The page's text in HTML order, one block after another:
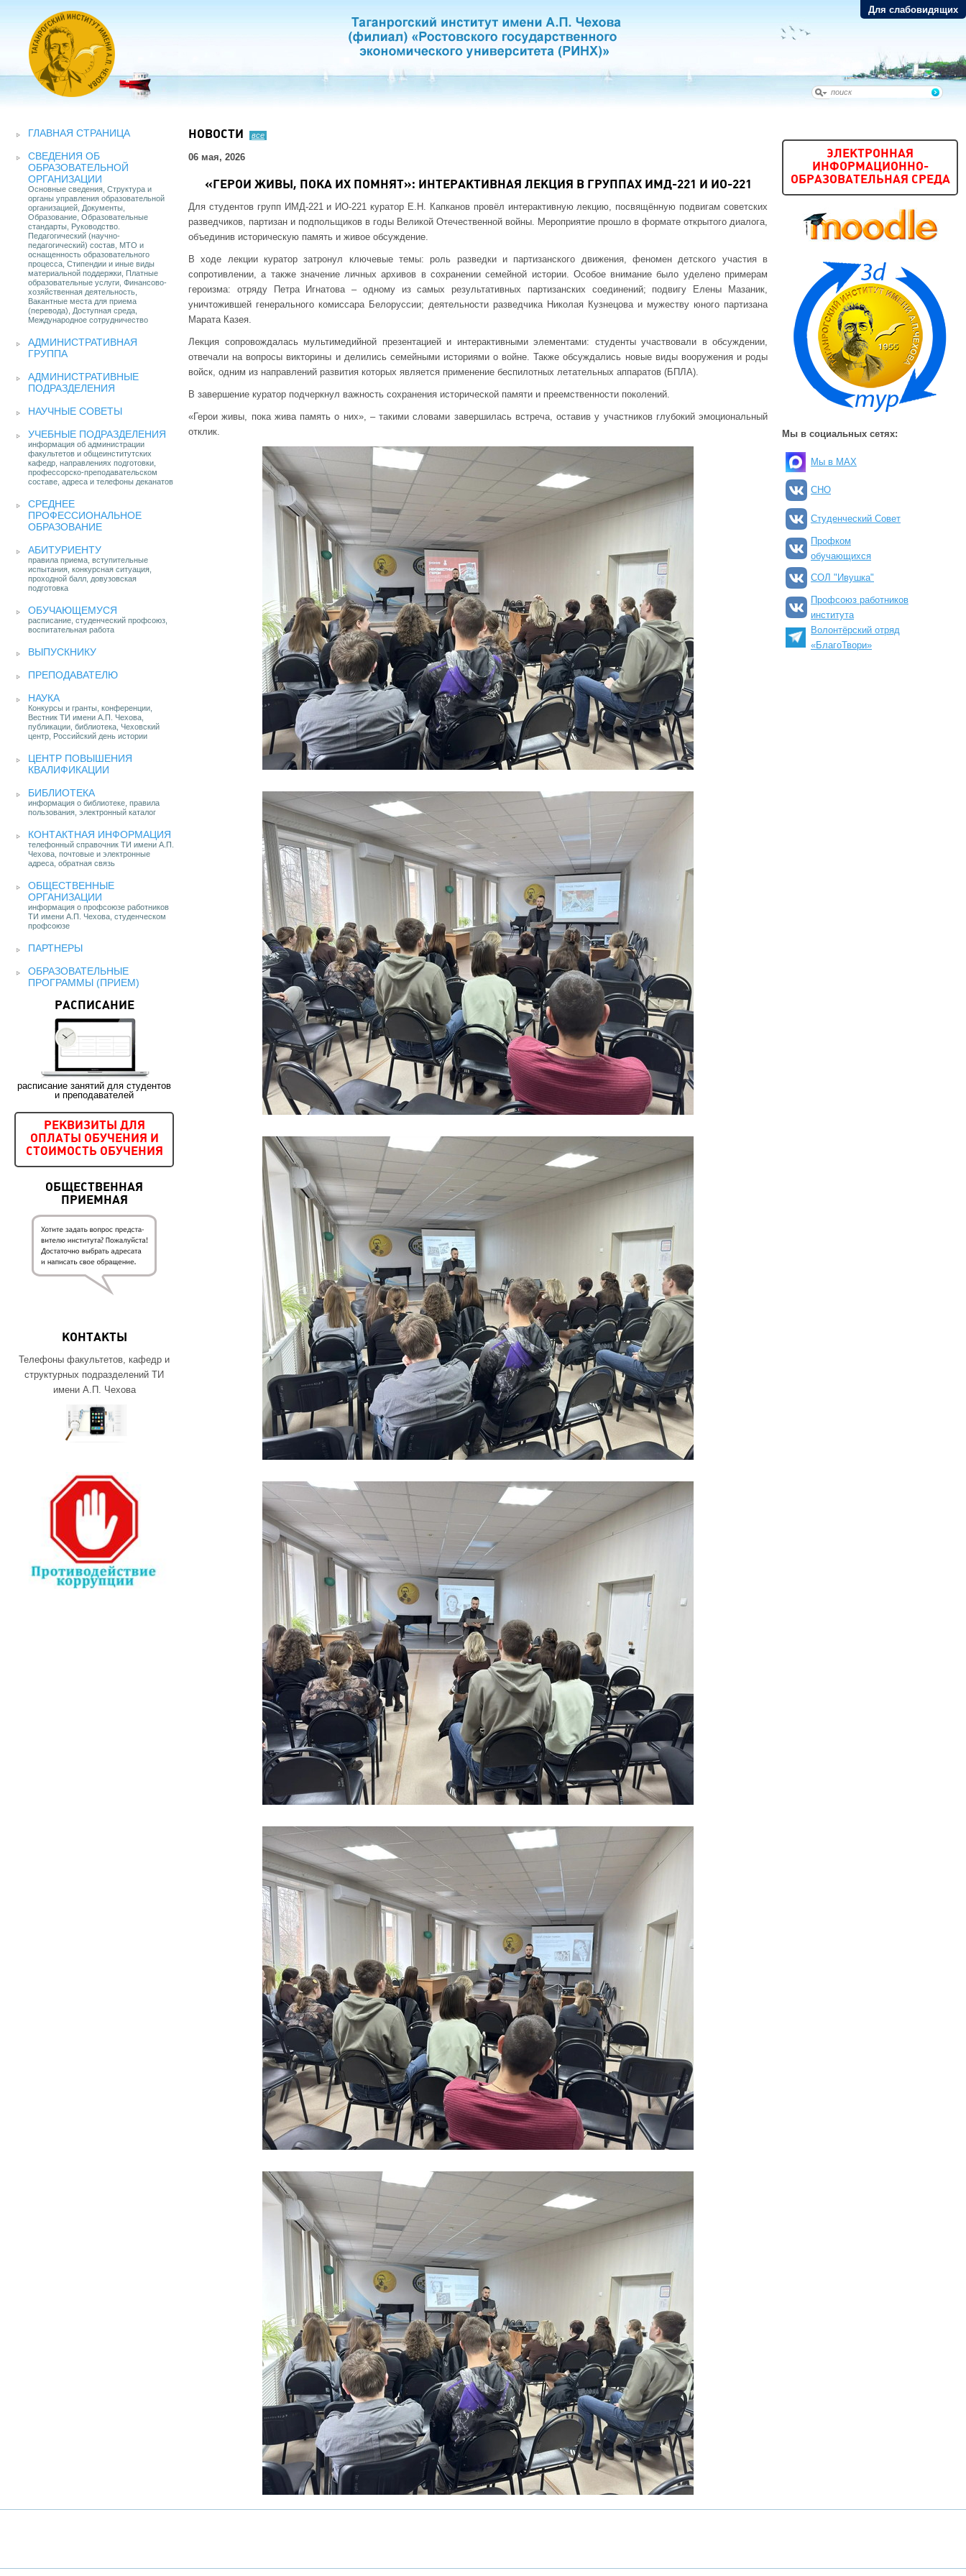
Для слабовидящих
ГЛАВНАЯ СТРАНИЦА
СВЕДЕНИЯ ОБ
ОБРАЗОВАТЕЛЬНОЙ
ОРГАНИЗАЦИИ
Основные сведения, Структура и
органы управления образовательной
организацией, Документы,
Образование, Образовательные
стандарты, Руководство.
Педагогический (научно-
педагогический) состав, МТО и
оснащенность образовательного
процесса, Стипендии и иные виды
материальной поддержки, Платные
образовательные услуги, Финансово-
хозяйственная деятельность,
Вакантные места для приема
(перевода), Доступная среда,
Международное сотрудничество
АДМИНИСТРАТИВНАЯ
ГРУППА
АДМИНИСТРАТИВНЫЕ
ПОДРАЗДЕЛЕНИЯ
НАУЧНЫЕ СОВЕТЫ
УЧЕБНЫЕ ПОДРАЗДЕЛЕНИЯ
информация об администрации
факультетов и общеинститутских
кафедр, направлениях подготовки,
профессорско-преподавательском
составе, адреса и телефоны деканатов
СРЕДНЕЕ
ПРОФЕССИОНАЛЬНОЕ
ОБРАЗОВАНИЕ
АБИТУРИЕНТУ
правила приема, вступительные
испытания, конкурсная ситуация,
проходной балл, довузовская
подготовка
ОБУЧАЮЩЕМУСЯ
расписание, студенческий профсоюз,
воспитательная работа
ВЫПУСКНИКУ
ПРЕПОДАВАТЕЛЮ
НАУКА
Конкурсы и гранты, конференции,
Вестник ТИ имени А.П. Чехова,
публикации, библиотека, Чеховский
центр, Российский день истории
ЦЕНТР ПОВЫШЕНИЯ
КВАЛИФИКАЦИИ
БИБЛИОТЕКА
информация о библиотеке, правила
пользования, электронный каталог
КОНТАКТНАЯ ИНФОРМАЦИЯ
телефонный справочник ТИ имени А.П.
Чехова, почтовые и электронные
адреса, обратная связь
ОБЩЕСТВЕННЫЕ
ОРГАНИЗАЦИИ
информация о профсоюзе работников
ТИ имени А.П. Чехова, студенческом
профсоюзе
ПАРТНЕРЫ
ОБРАЗОВАТЕЛЬНЫЕ
ПРОГРАММЫ (ПРИЕМ)
РАСПИСАНИЕ
расписание занятий для студентов
и преподавателей
РЕКВИЗИТЫ ДЛЯ
ОПЛАТЫ ОБУЧЕНИЯ И
СТОИМОСТЬ ОБУЧЕНИЯ
ОБЩЕСТВЕННАЯ
ПРИЕМНАЯ
КОНТАКТЫ
Телефоны факультетов, кафедр и
структурных подразделений ТИ
имени А.П. Чехова
НОВОСТИ все
06 мая, 2026
«ГЕРОИ ЖИВЫ, ПОКА ИХ ПОМНЯТ»: ИНТЕРАКТИВНАЯ ЛЕКЦИЯ В ГРУППАХ ИМД-221 И ИО-221
Для студентов групп ИМД-221 и ИО-221 куратор Е.Н. Капканов провёл интерактивную лекцию, посвящённую подвигам советских
разведчиков, партизан и подпольщиков в годы Великой Отечественной войны. Мероприятие прошло в формате открытого диалога,
объединив историческую память и живое обсуждение.
В ходе лекции куратор затронул ключевые темы: роль разведки и партизанского движения, феномен детского участия в
сопротивлении, а также значение личных архивов в сохранении семейной истории. Особое внимание было уделено примерам
героизма: отряду Петра Игнатова – одному из самых результативных партизанских соединений; подвигу Елены Мазаник,
уничтожившей генерального комиссара Белоруссии; деятельности разведчика Николая Кузнецова и мужеству юного партизана
Марата Казея.
Лекция сопровождалась мультимедийной презентацией и интерактивными элементами: студенты участвовали в обсуждении,
отвечали на вопросы викторины и делились семейными историями о войне. Также обсуждались новые виды вооружения и роды
войск, одним из направлений развития которых является применение беспилотных летательных аппаратов (БПЛА).
В завершение куратор подчеркнул важность сохранения исторической памяти и преемственности поколений.
«Герои живы, пока жива память о них», – такими словами завершилась встреча, оставив у участников глубокий эмоциональный
отклик.
ЭЛЕКТРОННАЯ
ИНФОРМАЦИОННО-
ОБРАЗОВАТЕЛЬНАЯ СРЕДА
Мы в социальных сетях:
Мы в MAX
СНО
Студенческий Совет
Профком
обучающихся
СОЛ "Ивушка"
Профсоюз работников
института
Волонтёрский отряд
«БлагоТвори»